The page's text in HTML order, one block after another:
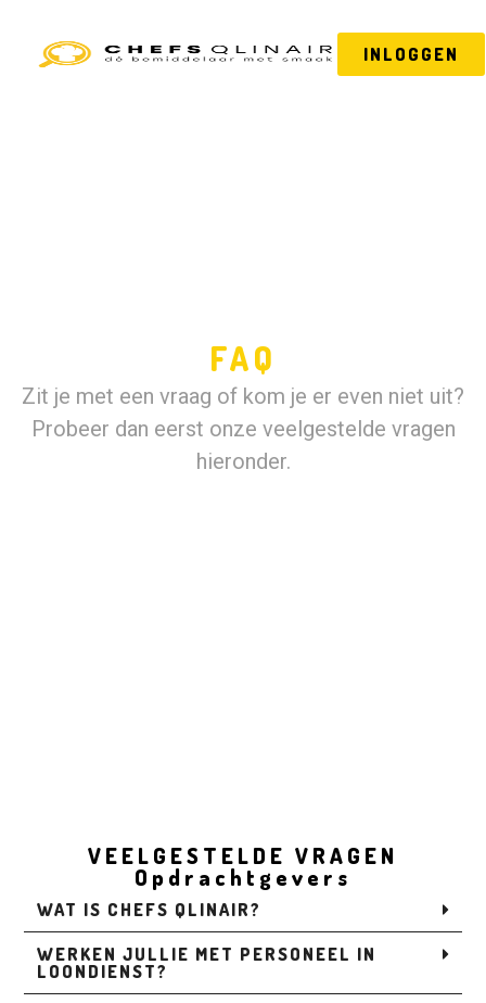
INLOGGEN
FAQ
Zit je met een vraag of kom je er even niet uit?
Probeer dan eerst onze veelgestelde vragen
hieronder.
VEELGESTELDE VRAGEN
Opdrachtgevers
WAT IS CHEFS QLINAIR?
WERKEN JULLIE MET PERSONEEL IN
LOONDIENST?